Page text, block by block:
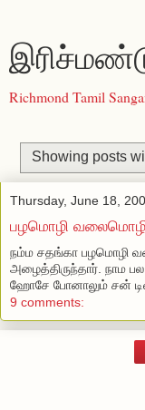
Richmond Tamil
Showing posts
Thursday, June 18,
பழமொழி
நம்ம சதங்கா பழமொழி
அழைத்திருந்தார். நாம
ஹோசே போனாலும் சன்
9 comments: